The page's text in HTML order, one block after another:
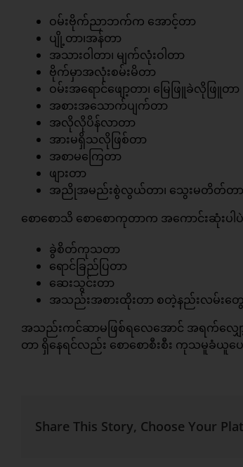
ဝမ်းဗိုက်ညာဘက်က အောင့်တာ
ပျို့တာ၊အန်တာ
အသားဝါတာ၊ မျက်လုံးဝါတာ
ဗိုက်မှာအလုံးစမ်းမိတာ
ဝမ်းအရောင်ဖျော့တာ၊ မြေဖြူခဲလိုဖြူတာ
အစားအသောက်ပျက်တာ
အလိုလိုပိန်လာတာ
အားမရှိသလိုဖြစ်တာ
အစာမကြေတာ
ဖျားတာ
အညိုအမည်းစွဲလွယ်တာ၊ သွေးမတိတ်တာစ
စောစောသိ စောစောကုတာက အကောင်းဆုံးပါ
ခွဲစိတ်ကုသတာ
ရောင်ခြည်ပြတာ
ဆေးသွင်းတာ
အသည်းအစားထိုးတာ စတဲ့နည်းလမ်းတွ
အသည်းကင်ဆာမဖြစ်ရလေအောင် အရက်လျှေ
တာ ရှိနေရင်လည်း စောစောစီးစီး ကုသမူခံယူပေး
Share This Story, Choose Your